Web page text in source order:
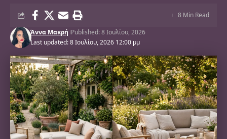
Last updated: 8 Ιουλίου, 2026 12:00 μμ
Άννα Μακρή Published: 8 Ιουλίου, 2026
8 Min Read